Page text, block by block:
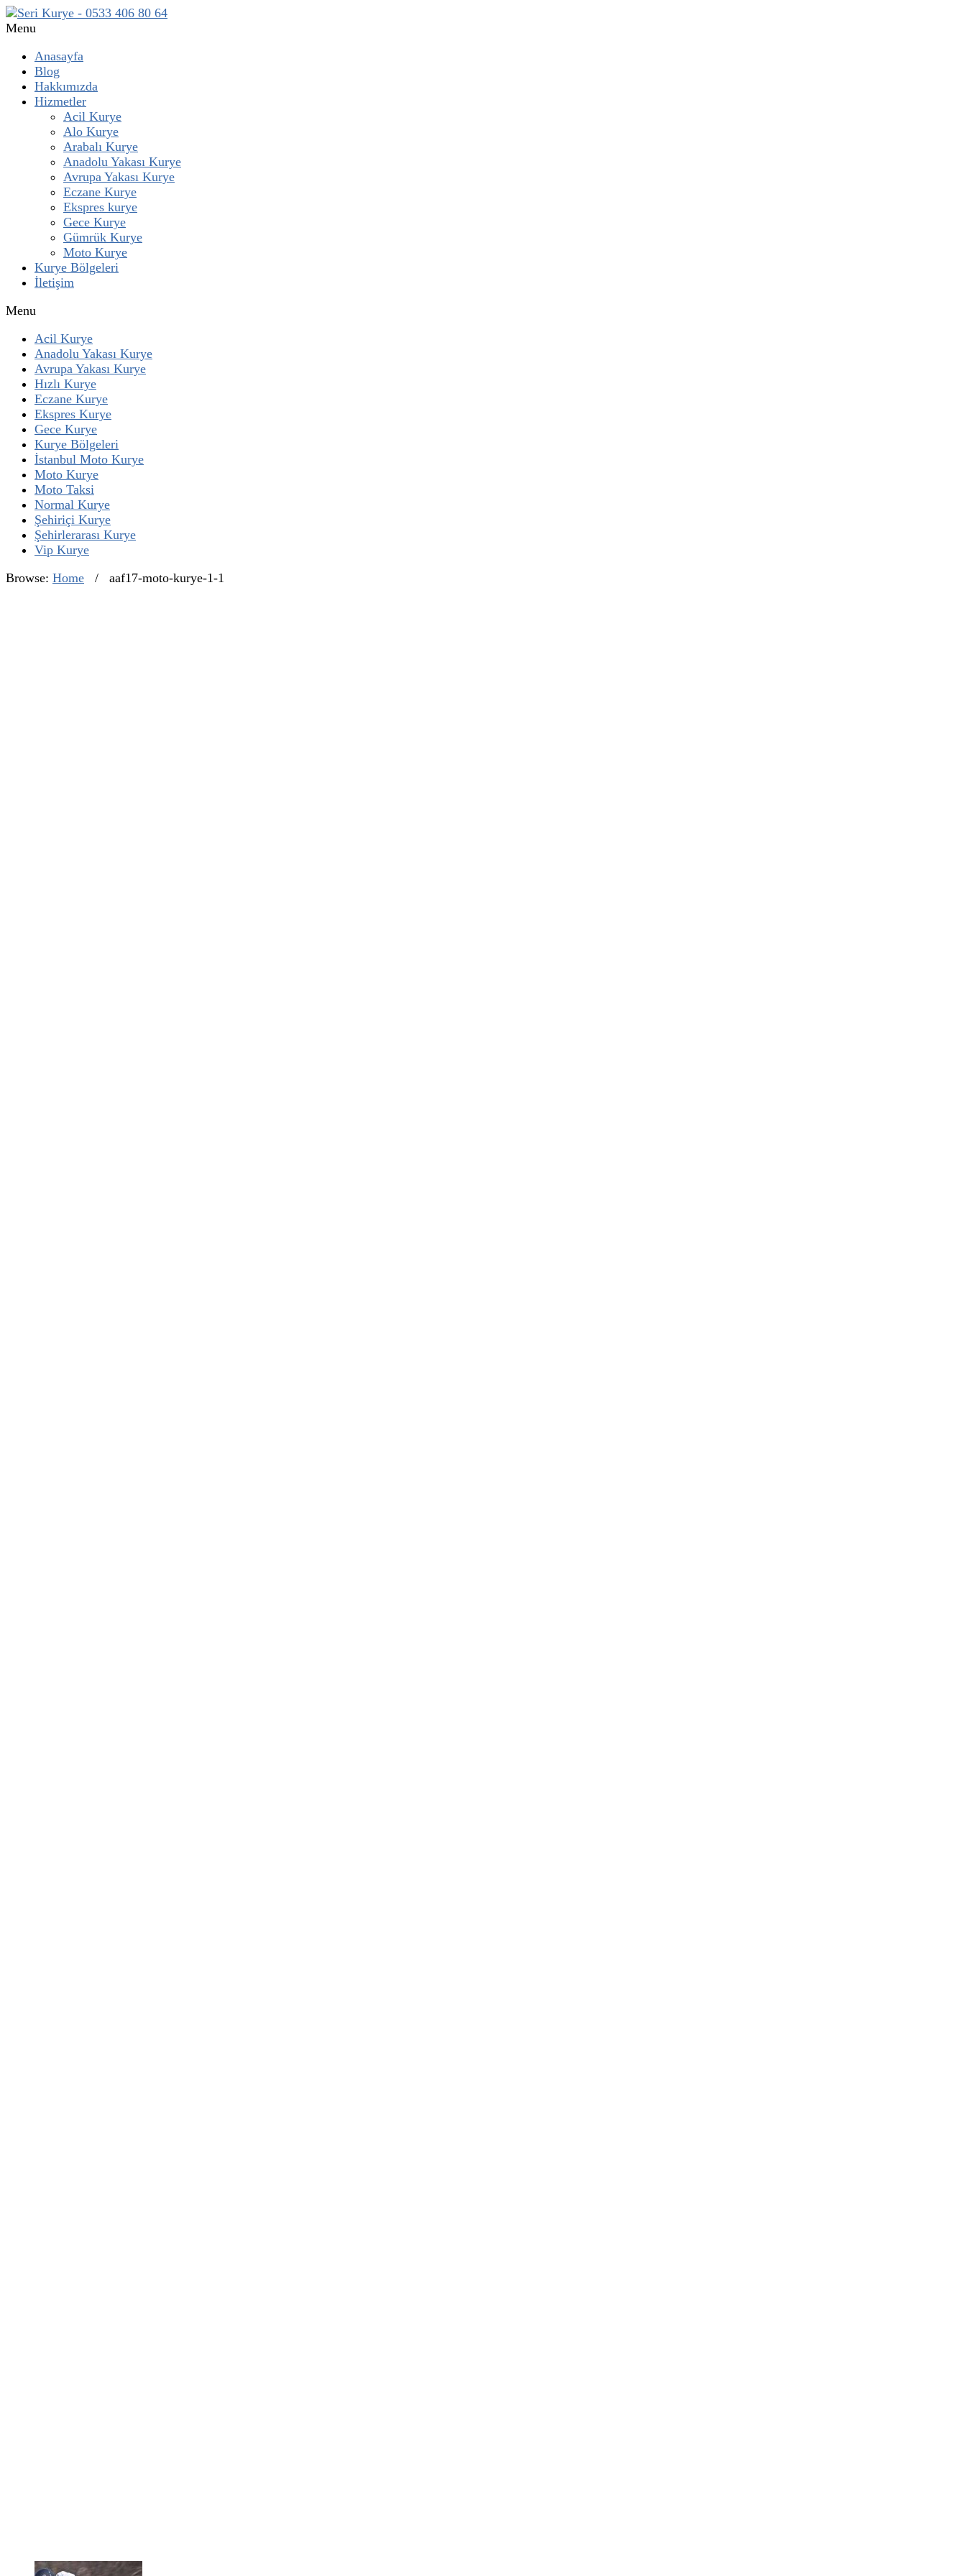
Menu
Anasayfa
Blog
Hakkımızda
Hizmetler
Acil Kurye
Alo Kurye
Arabalı Kurye
Anadolu Yakası Kurye
Avrupa Yakası Kurye
Eczane Kurye
Ekspres kurye
Gece Kurye
Gümrük Kurye
Moto Kurye
Kurye Bölgeleri
İletişim
Menu
Acil Kurye
Anadolu Yakası Kurye
Avrupa Yakası Kurye
Hızlı Kurye
Eczane Kurye
Ekspres Kurye
Gece Kurye
Kurye Bölgeleri
İstanbul Moto Kurye
Moto Kurye
Moto Taksi
Normal Kurye
Şehiriçi Kurye
Şehirlerarası Kurye
Vip Kurye
Browse: Home / aaf17-moto-kurye-1-1